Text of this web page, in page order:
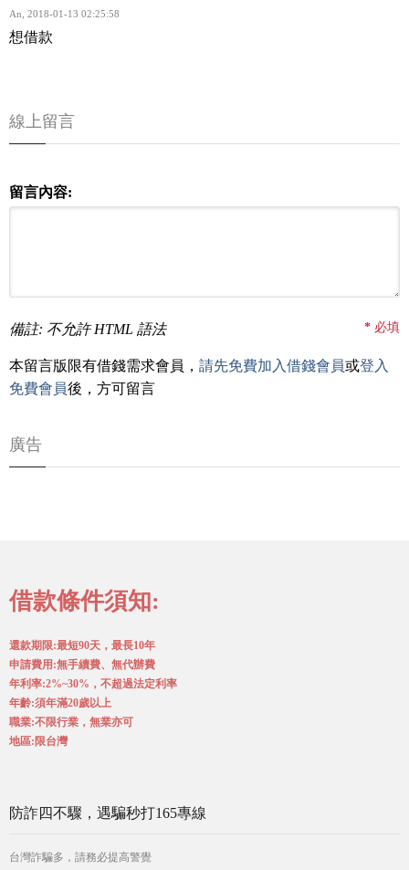
An 2018-01-13 02:25:58
想借款
線上留言
留言內容:
備註: 不允許 HTML 語法 * 必填
本留言版限有借錢需求會員， 請先免費加入借錢會員或登入
免費會員後，方可留言
廣告
借款條件須知:
還款期限:最短90天，最長10年
申請費用:無手續費、無代辦費
年利率:2%~30%，不超過法定利率
年齡:須年滿20歲以上
職業:不限行業，無業亦可
地區:限台灣
防詐四不驟，遇騙秒打165專線
台灣詐騙多，請務必提高警覺